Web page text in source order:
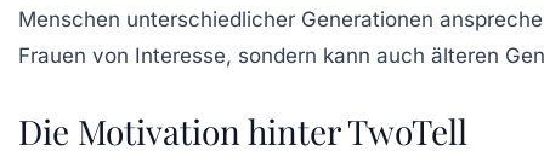
Menschen unterschiedlicher Generationen
Frauen von Interesse, sondern kann auch älteren
Die Motivation hinter TwoTell